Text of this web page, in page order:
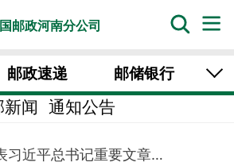
邮政河南分公司
邮政速递
邮储银行
中邮证券 邮乐河南
闻 通知公告
习近平总书记重要文章…